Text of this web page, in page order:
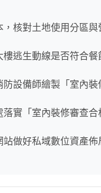
核對土地使用分區與
逃生動線是否符合餐
設備師繪製「室內裝
實「室內裝修審查合
做好私域數位資產